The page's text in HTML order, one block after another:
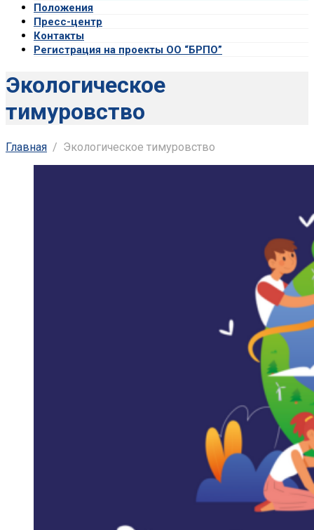
Положения
Пресс-центр
Контакты
Регистрация на проекты ОО “БРПО”
Экологическое
тимуровство
Главная Экологическое тимуровство